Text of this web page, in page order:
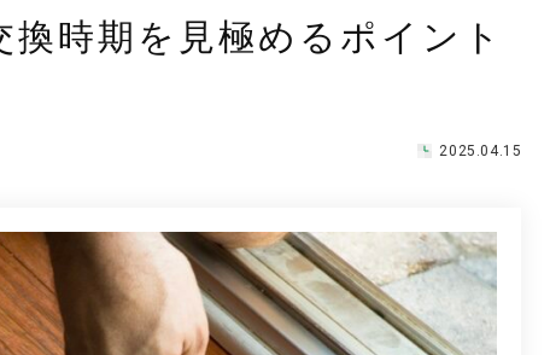
時期を見極めるポイント
2025.04.15